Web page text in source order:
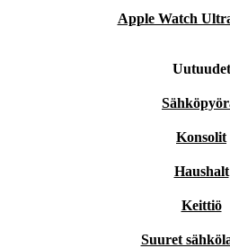
Apple Watch
Uutuudet
Konsolit
Haushalt
Keittiö
Suuret